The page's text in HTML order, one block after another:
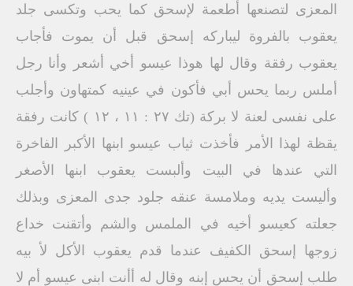
المعزى لتصنعها أطعمة لإسحق كما يحب وتكسى جلد
يعقوب بالفروة ليباركه إسحق قبل أن يموت فأجاب
يعقوب رفقة وقال لها هوذا عيسو أخي أشعر وأنا رجل
أملس ربما يحس أبي فأكون في عينيه كمتهاون وأجلب
على نفسى لعنة لا بركة (تك ۲۷ : ۱۱ ، ۱۲ ) كانت رفقة
يقظة لهذا الأمر فأخذت ثياب عيسو ابنها الأكبر الفاخرة
التي عندها في البيت وألبست يعقوب ابنها الأصغر
وأليست يديه وملامسة عنقه جلود جدى المعزى وبذلك
جعلته كعيسو أخيه في الملمس والشم وأتقنت خداع
زوجها إسحق الكفيف عندما قدم يعقوب الأكل لأ بيه
طلب إسحق أن يحس إبنه وقال له أأنت ابنى عيسو أم لا